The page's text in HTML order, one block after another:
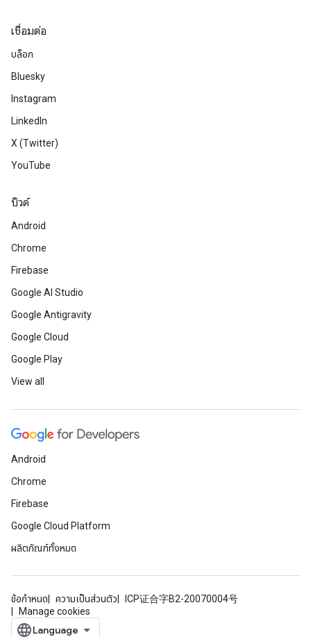
เชื่อมต่อ
บล็อก
Bluesky
Instagram
LinkedIn
X (Twitter)
YouTube
บิวด์
Android
Chrome
Firebase
Google AI Studio
Google Antigravity
Google Cloud
Google Play
View all
Android
Chrome
Firebase
Google Cloud Platform
ผลิตภัณฑ์ทั้งหมด
ข้อกำหนด ความเป็นส่วนตัว
ICP证合字B2-20070004号
Manage cookies